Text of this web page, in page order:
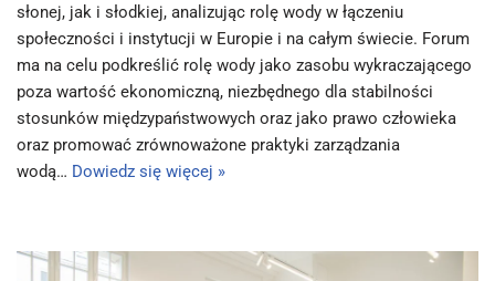
słonej, jak i słodkiej, analizując rolę wody w łączeniu
społeczności i instytucji w Europie i na całym świecie. Forum
ma na celu podkreślić rolę wody jako zasobu wykraczającego
poza wartość ekonomiczną, niezbędnego dla stabilności
stosunków międzypaństwowych oraz jako prawo człowieka
oraz promować zrównoważone praktyki zarządzania
wodą… Dowiedz się więcej »